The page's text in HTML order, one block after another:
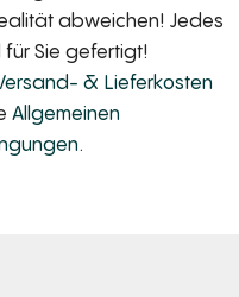
abweichen! Jedes
Sie gefertigt!
& Lieferkosten
Allgemeinen
.